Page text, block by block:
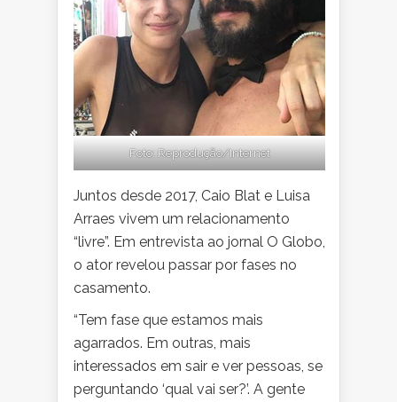
Foto: Reprodução/Internet
Juntos desde 2017, Caio Blat e Luisa
Arraes vivem um relacionamento
“livre”. Em entrevista ao jornal O Globo,
o ator revelou passar por fases no
casamento.
“Tem fase que estamos mais
agarrados. Em outras, mais
interessados em sair e ver pessoas, se
perguntando ‘qual vai ser?’. A gente